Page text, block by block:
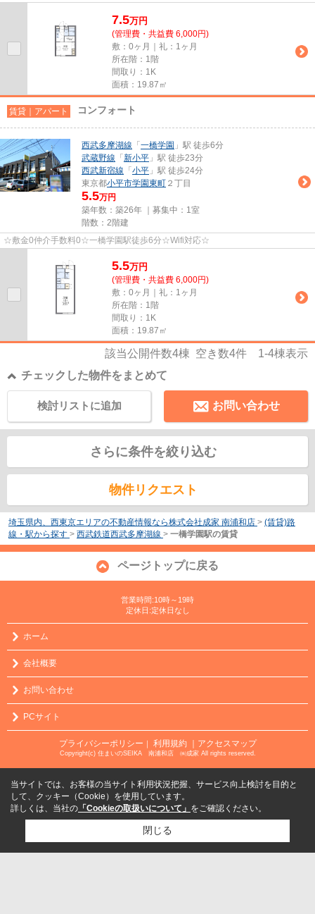
7.5万円
(管理費・共益費 6,000円)
敷：0ヶ月｜礼：1ヶ月
所在階：1階
間取り：1K
面積：19.87㎡
賃貸｜アパート コンフォート
西武多摩湖線 「 一橋学園 」駅 徒歩6分
武蔵野線 「 新小平 」駅 徒歩23分
西武新宿線 「 小平 」駅 徒歩24分
東京都小平市学園東町 ２丁目
5.5万円
築年数：築26年 ｜募集中： 1室
階数：2階建
☆敷金0仲介手数料0☆一橋学園駅徒歩6分☆Wifi対応☆
5.5万円
(管理費・共益費 6,000円)
敷：0ヶ月｜礼：1ヶ月
所在階：1階
間取り：1K
面積：19.87㎡
該当公開件数4棟 空き数4件 1-4棟表示
チェックした物件をまとめて
お問い合わせ
検討リストに追加
さらに条件を絞り込む
物件リクエスト
埼玉県内、西東京エリアの不動産情報なら株式会社成家 南浦和店 > (賃貸)路
線・駅から探す > 西武鉄道西武多摩湖線 > 一橋学園駅の賃貸
ページトップに戻る
営業時間:10時～19時
定休日:定休日なし
ホーム
会社概要
お問い合わせ
PCサイト
プライバシーポリシー ｜ 利用規約 ｜アクセスマップ
Copyright(c) 住まいのSEIKA 南浦和店 ㈱成家 All rights reserved.
当サイトでは、お客様の当サイト利用状況把握、サービス向上検討を目的と
して、クッキー（Cookie）を使用しています。
詳しくは、当社の 「Cookieの取扱いについて」 をご確認ください。
閉じる